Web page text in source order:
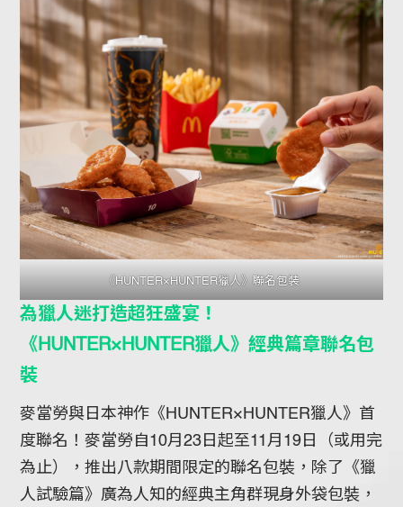
《HUNTER×HUNTER獵人》聯名包裝
為獵人迷打造超狂盛宴！
《HUNTER×HUNTER獵人》經典篇章聯名包
裝
麥當勞與日本神作《HUNTER×HUNTER獵人》首
度聯名！麥當勞自10月23日起至11月19日（或用完
為止），推出八款期間限定的聯名包裝，除了《獵
人試驗篇》廣為人知的經典主角群現身外袋包裝，